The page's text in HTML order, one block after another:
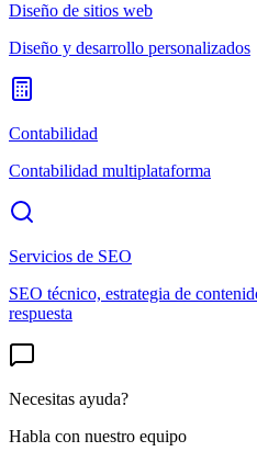
Diseño de sitios web
Diseño y desarrollo personalizados
Contabilidad
Contabilidad multiplataforma
Servicios de SEO
SEO técnico, estrategia de
respuesta
Necesitas ayuda?
Habla con nuestro equipo